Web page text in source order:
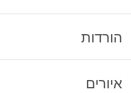
הורדות
איורים